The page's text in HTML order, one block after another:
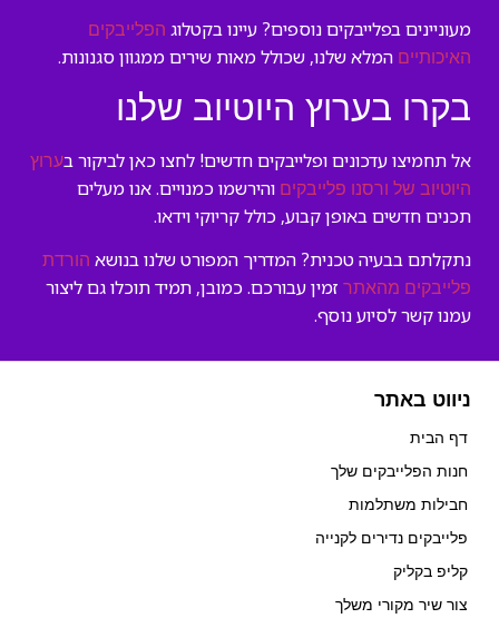
מעוניינים בפלייבקים נוספים? עיינו בקטלוג הפלייבקים
האיכותיים המלא שלנו, שכולל מאות שירים ממגוון סגנונות.
בקרו בערוץ היוטיוב שלנו
אל תחמיצו עדכונים ופלייבקים חדשים! לחצו כאן לביקור בערוץ
היוטיוב של ורסנו פלייבקים והירשמו כמנויים. אנו מעלים
תכנים חדשים באופן קבוע, כולל קריוקי וידאו.
נתקלתם בבעיה טכנית? המדריך המפורט שלנו בנושא הורדת
פלייבקים מהאתר זמין עבורכם. כמובן, תמיד תוכלו גם ליצור
עמנו קשר לסיוע נוסף.
ניווט באתר
דף הבית
חנות הפלייבקים שלך
חבילות משתלמות
פלייבקים נדירים לקנייה
קליפ בקליק
צור שיר מקורי משלך